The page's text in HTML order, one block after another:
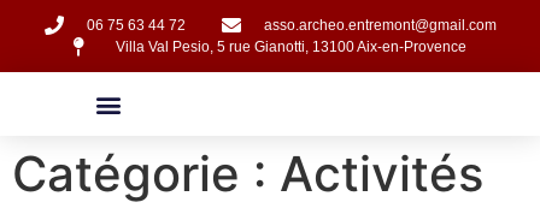
06 75 63 44 72
asso.archeo.entremont@gmail.com
Villa Val Pesio, 5 rue Gianotti, 13100 Aix-en-Provence
Catégorie : Activités